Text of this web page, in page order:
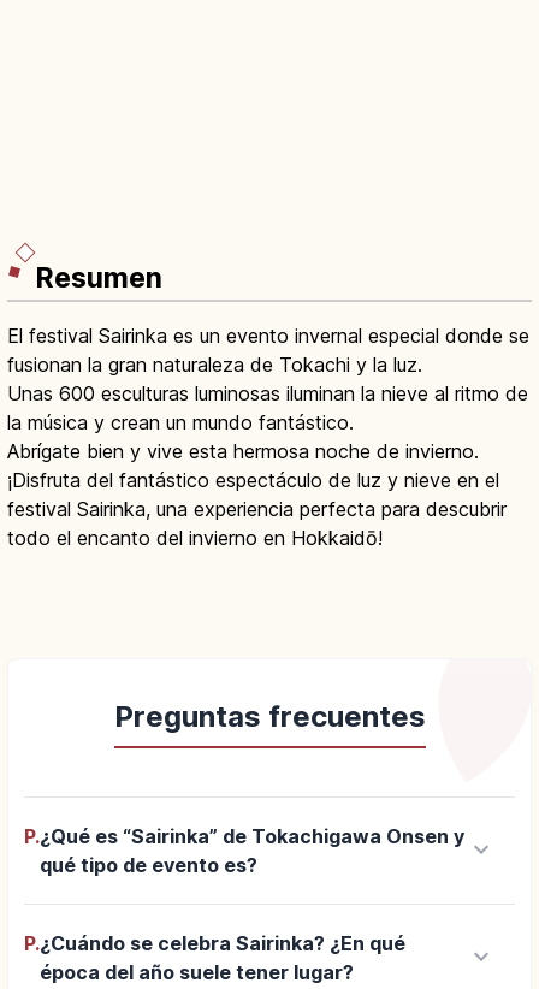
Resumen
El festival Sairinka es un evento invernal especial donde se
fusionan la gran naturaleza de Tokachi y la luz.
Unas 600 esculturas luminosas iluminan la nieve al ritmo de
la música y crean un mundo fantástico.
Abrígate bien y vive esta hermosa noche de invierno.
¡Disfruta del fantástico espectáculo de luz y nieve en el
festival Sairinka, una experiencia perfecta para descubrir
todo el encanto del invierno en Hokkaidō!
Preguntas frecuentes
P.¿Qué es “Sairinka” de Tokachigawa Onsen y
qué tipo de evento es?
keyboard_arrow_down
P.¿Cuándo se celebra Sairinka? ¿En qué
época del año suele tener lugar?
keyboard_arrow_down